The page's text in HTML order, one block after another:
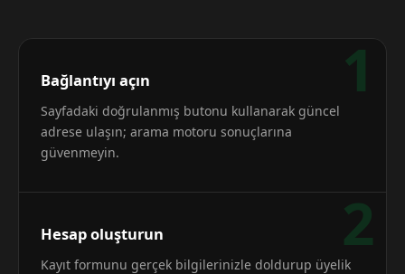
1
Bağlantıyı açın
Sayfadaki doğrulanmış butonu kullanarak güncel
adrese ulaşın; arama motoru sonuçlarına
güvenmeyin.
2
Hesap oluşturun
Kayıt formunu gerçek bilgilerinizle doldurup üyelik